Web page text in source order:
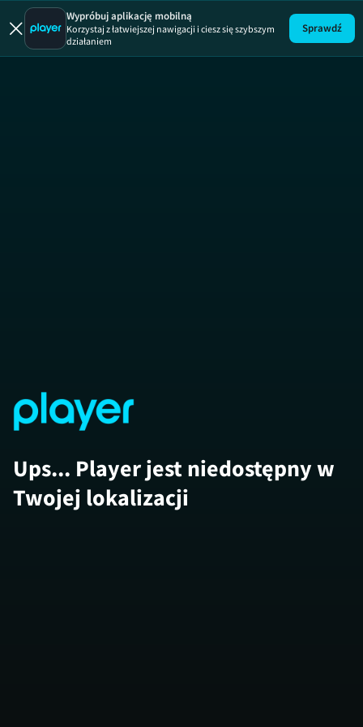
Mamo to ja
Wypróbuj aplikację mobilną
Korzystaj z łatwiejszej nawigacji i ciesz się szybszym
działaniem
Sprawdź
Ups... Player jest niedostępny w
Twojej lokalizacji